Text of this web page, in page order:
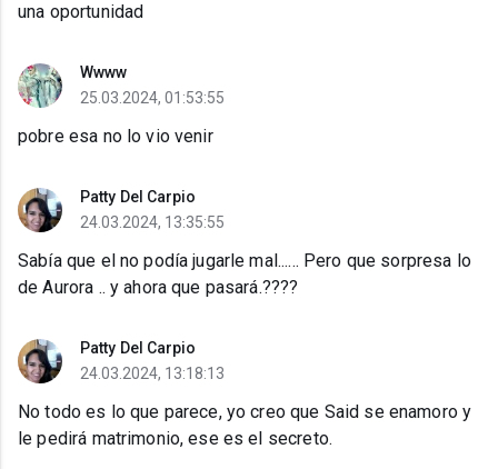
una oportunidad
Wwww
25.03.2024, 01:53:55
pobre esa no lo vio venir
Patty Del Carpio
24.03.2024, 13:35:55
Sabía que el no podía jugarle mal...... Pero que sorpresa lo
de Aurora .. y ahora que pasará.????
Patty Del Carpio
24.03.2024, 13:18:13
No todo es lo que parece, yo creo que Said se enamoro y
le pedirá matrimonio, ese es el secreto.